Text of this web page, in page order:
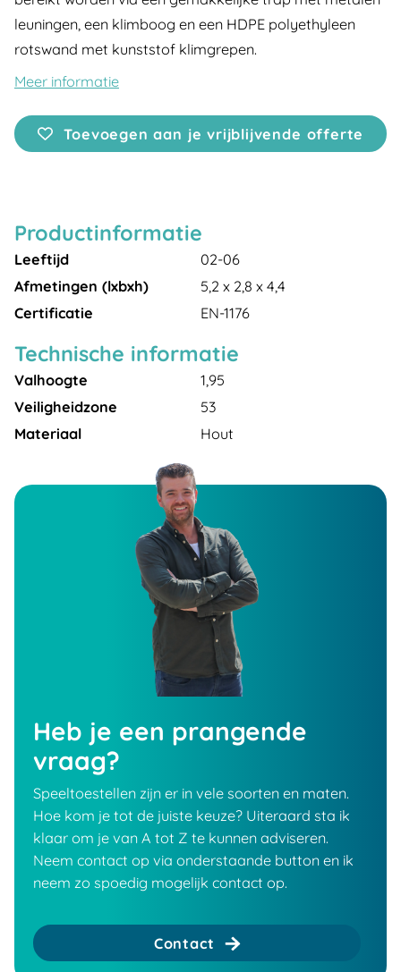
leuningen, een klimboog en een HDPE polyethyleen
rotswand met kunststof klimgrepen.
Meer informatie
Toevoegen aan je vrijblijvende offerte
Productinformatie
Leeftijd
02-06
Afmetingen (lxbxh)
5,2 x 2,8 x 4,4
Certificatie
EN-1176
Technische informatie
Valhoogte
1,95
Veiligheidzone
53
Materiaal
Hout
Heb je een prangende
vraag?
Speeltoestellen zijn er in vele soorten en maten.
Hoe kom je tot de juiste keuze? Uiteraard sta ik
klaar om je van A tot Z te kunnen adviseren.
Neem contact op via onderstaande button en ik
neem zo spoedig mogelijk contact op.
Contact